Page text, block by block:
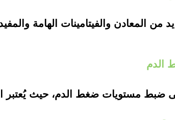
من المعادن والفيتامينات الهامة
ضبط مستويات ضغط الدم، حيث يُعتبر